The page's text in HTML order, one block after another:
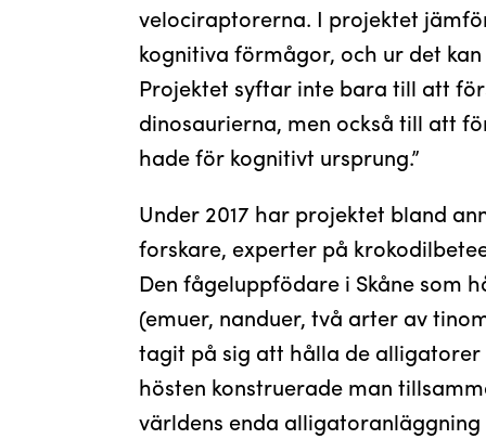
velociraptorerna. I projektet
kognitiva förmågor, och ur det
Projektet syftar inte bara till att
dinosaurierna, men också till att
hade för kognitivt ursprung.”
Under 2017 har projektet bland
forskare, experter på
Den fågeluppfödare i Skåne som
(emuer, nanduer, två arter av
tagit på sig att hålla de
hösten konstruerade man
världens enda